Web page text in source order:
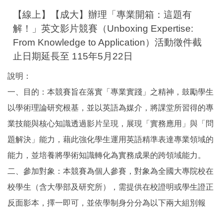
【線上】【成大】辦理「專業開箱：這題有
解！」英文影片競賽（Unboxing Expertise:
From Knowledge to Application）活動徵件截
止日期延長至 115年5月22日
說明：
一、目的：本競賽旨在落實「專業實踐」之精神，鼓勵學生
以學術理論研究根基，並以英語為媒介，將課堂所習得的專
業技能與核心知識透過影片呈現，展現「實務應用」與「問
題解決」能力，藉此強化學生運用英語精準表達專業領域的
能力，並培養將學術知識轉化為實務成果的跨領域能力。
二、參加對象：本競賽為個人參賽，對象為全國大專院校在
校學生（含大學部及研究所），需提供在校證明或學生證正
反面影本，擇一即可，並依學制身分分為以下兩大組別報